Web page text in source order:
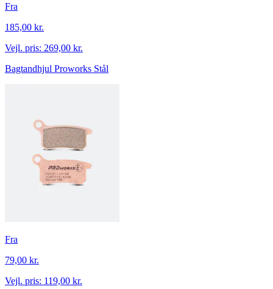
Fra
185,00 kr.
Vejl. pris: 269,00 kr.
Bagtandhjul Proworks Stål
Fra
79,00 kr.
Vejl. pris: 119,00 kr.